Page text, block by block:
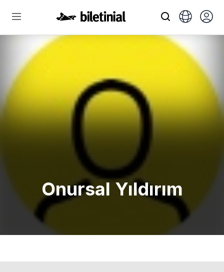
Onursal Yıldırım